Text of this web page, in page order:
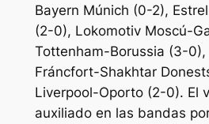
Bayern Múnich (0-2),
(2-0), Lokomotiv Moscú-
Tottenham-Borussia (3-0),
Fráncfort-Shakhtar
Liverpool-Oporto (2-0). El
auxiliado en las bandas